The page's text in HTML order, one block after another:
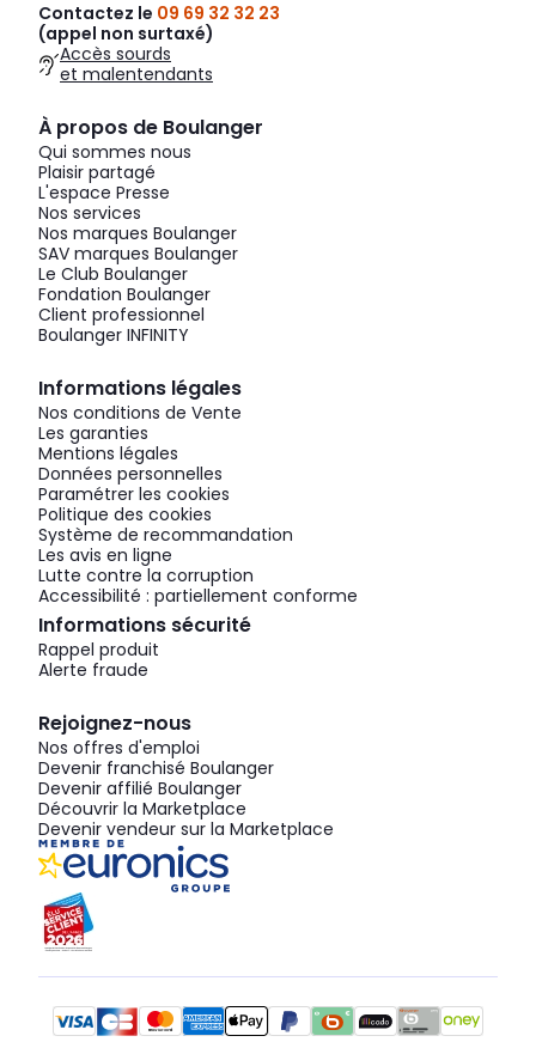
Contactez le 09 69 32 32 23
(appel non surtaxé)
Accès sourds
et malentendants
À propos de Boulanger
Qui sommes nous
Plaisir partagé
L'espace Presse
Nos services
Nos marques Boulanger
SAV marques Boulanger
Le Club Boulanger
Fondation Boulanger
Client professionnel
Boulanger INFINITY
Informations légales
Nos conditions de Vente
Les garanties
Mentions légales
Données personnelles
Paramétrer les cookies
Politique des cookies
Système de recommandation
Les avis en ligne
Lutte contre la corruption
Accessibilité : partiellement conforme
Informations sécurité
Rappel produit
Alerte fraude
Rejoignez-nous
Nos offres d'emploi
Devenir franchisé Boulanger
Devenir affilié Boulanger
Découvrir la Marketplace
Devenir vendeur sur la Marketplace